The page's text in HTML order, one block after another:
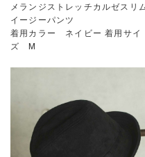
メランジストレッチカルゼスリ
イージーパンツ
着用カラー ネイビー 着用サイ
ズ M